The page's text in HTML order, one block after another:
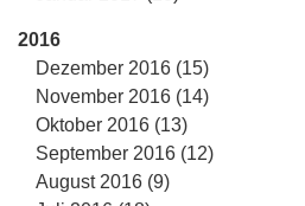
2016
Dezember 2016 (15)
November 2016 (14)
Oktober 2016 (13)
September 2016 (12)
August 2016 (9)